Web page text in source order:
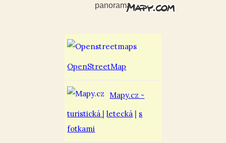
panorama
OpenStreetMap
Mapy.cz -
turistická |letecká | s
fotkami